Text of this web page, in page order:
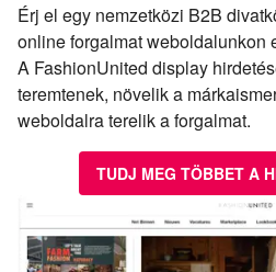
Érj el egy nemzetközi B2B
online forgalmat weboldalunkon
A FashionUnited display
teremtenek, növelik a
weboldalra terelik a forgalmat.
TUDJ MEG TÖBBET A